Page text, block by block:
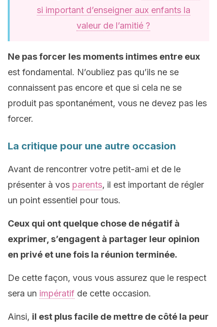
si important d’enseigner aux enfants la
valeur de l’amitié ?
Ne pas forcer les moments intimes entre eux
est fondamental. N’oubliez pas qu’ils ne se
connaissent pas encore et que si cela ne se
produit pas spontanément, vous ne devez pas les
forcer.
La critique pour une autre occasion
Avant de rencontrer votre petit-ami et de le
présenter à vos parents, il est important de régler
un point essentiel pour tous.
Ceux qui ont quelque chose de négatif à
exprimer, s’engagent à partager leur opinion
en privé et une fois la réunion terminée.
De cette façon, vous vous assurez que le respect
sera un impératif de cette occasion.
Ainsi, il est plus facile de mettre de côté la peur